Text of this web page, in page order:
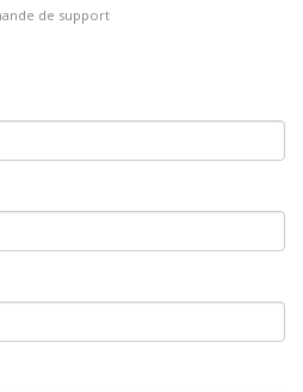
de support